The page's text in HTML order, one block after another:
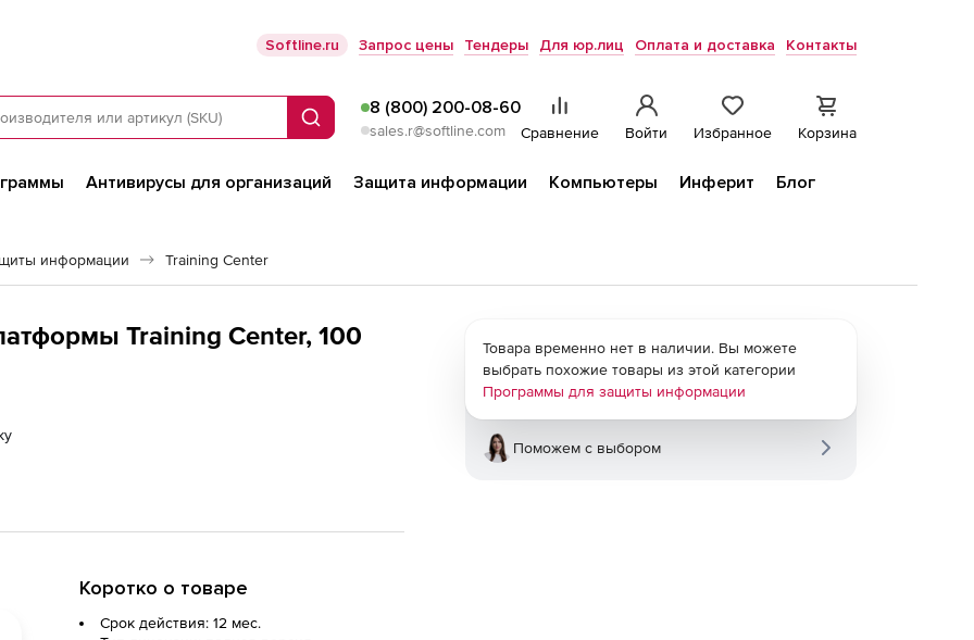
Softline.ru Запрос цены Тендеры Для юр.лиц Оплата и доставка Контакты
Поиск
8 (800) 200-08-60
sales.r@softline.com Сравнение Войти Избранное Корзина
Антивирусы для организаций Защита информации Компьютеры Инферит
Блог
информации Training Center
Training Center, 100
Коротко о товаре
Срок действия: 12 мес.
Товара временно нет в наличии. Вы можете
выбрать похожие товары из этой категории
Программы для защиты информации
Поможем с выбором